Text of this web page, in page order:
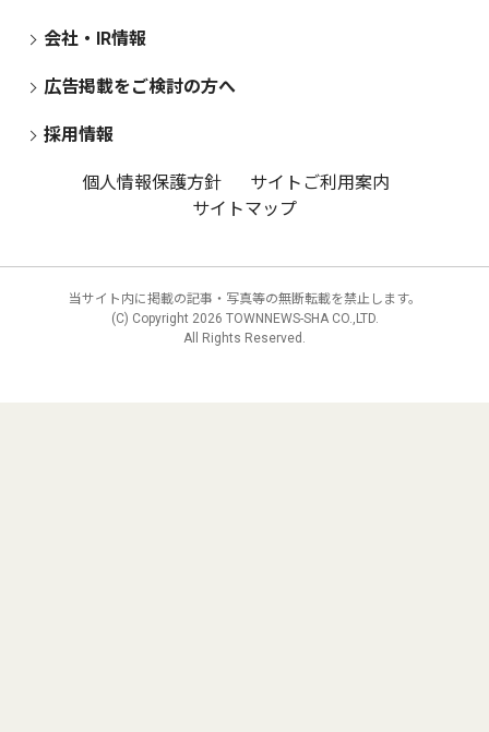
会社・IR情報
広告掲載をご検討の方へ
採用情報
個人情報保護方針
サイトご利用案内
サイトマップ
当サイト内に掲載の記事・写真等の無断転載を禁止します。
(C) Copyright 2026 TOWNNEWS-SHA CO.,LTD.
All Rights Reserved.